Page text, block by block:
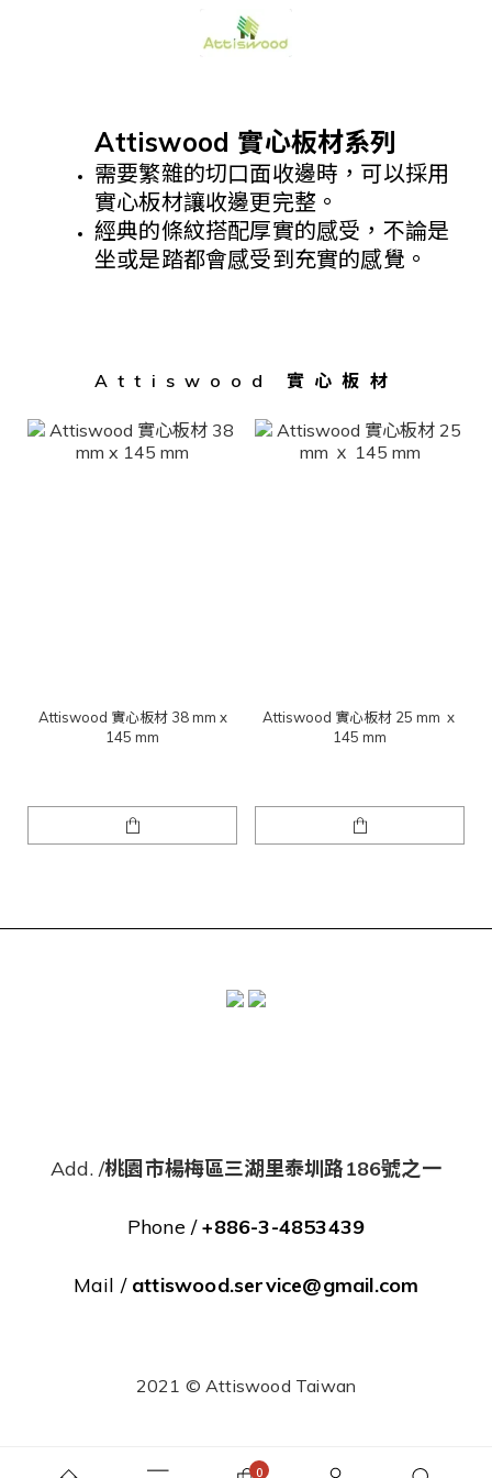
Attiswood 實心板材系列
需要繁雜的切口面收邊時，可以採用
實心板材讓收邊更完整。
經典的條紋搭配厚實的感受，不論是
坐或是踏都會感受到充實的感覺。
Attiswood 實心板材
Attiswood 實心板材 38 mm x
145 mm
Attiswood 實心板材 25 mm ｘ
145 mm
Add. /桃園市楊梅區三湖里泰圳路186號之一
Phone /+886-3-4853439
Mail / attiswood.service@gmail.com
2021 © Attiswood Taiwan